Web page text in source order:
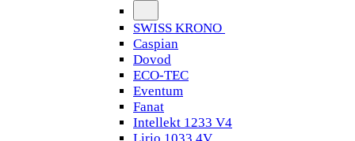
SWISS KRONO
Caspian
Dovod
ECO-TEC
Eventum
Fanat
Intellekt 1233 V4